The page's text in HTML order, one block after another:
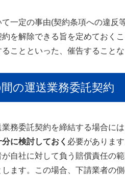
一定の事由(契約条項への違反
を解除できる旨を定めておくこ
ことといった、催告すること
の運送業務委託契約
務委託契約を締結する場合には
に検討しておく 必要があります
自社に対して負う賠償責任の
ます。この場合、下請業者の